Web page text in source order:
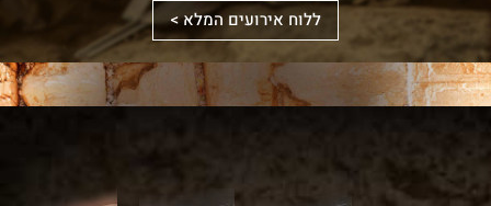
ללוח אירועים המלא >
את
הדינים
והמנהגים
באמצעות
תמונות
וציורים
מפואר
המשחזר
על